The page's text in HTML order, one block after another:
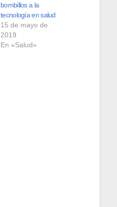
bombillos a la
tecnología en salud
15 de mayo de
2019
En «Salud»